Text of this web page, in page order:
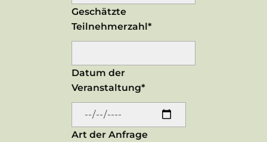
Geschätzte
Teilnehmerzahl*
Datum der
Veranstaltung*
Art der Anfrage